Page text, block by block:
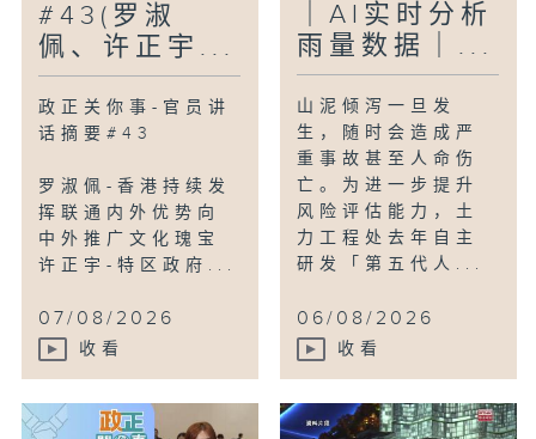
#43(罗淑
佩、许正宇...
政正关你事-官员讲
话摘要#43
罗淑佩-香港持续发
挥联通内外优势向
中外推广文化瑰宝
许正宇-特区政府...
07/08/2026
收看
｜AI实时分析
雨量数据｜...
山泥倾泻一旦发
生，随时会造成严
重事故甚至人命伤
亡。为进一步提升
风险评估能力，土
力工程处去年自主
研发「第五代人...
06/08/2026
收看